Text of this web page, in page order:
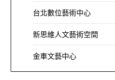
台北數位藝術中心
新思維人文藝術空間
金車文藝中心